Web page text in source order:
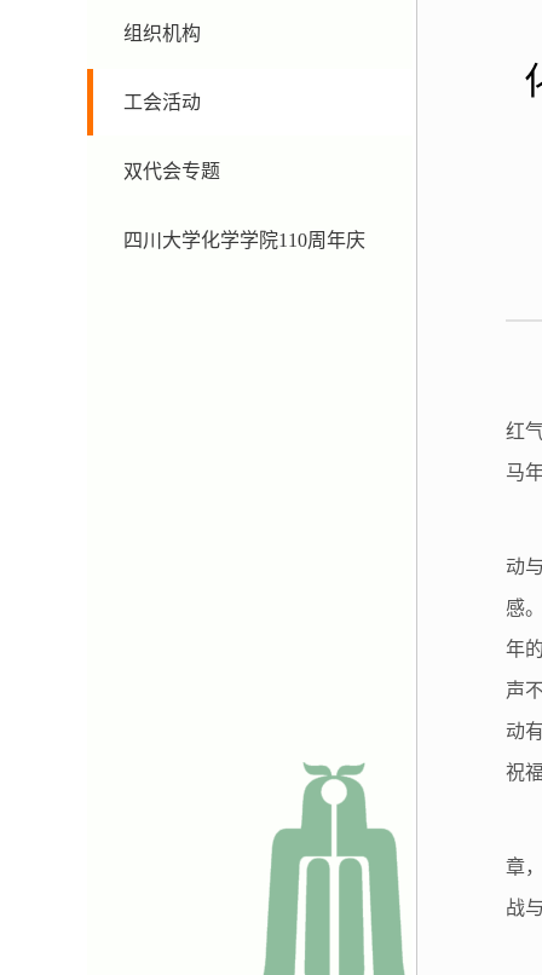
组织机构
工会活动
双代会专题
四川大学化学学院110周年庆
红
马
动
感
年
声
动
祝
章
战